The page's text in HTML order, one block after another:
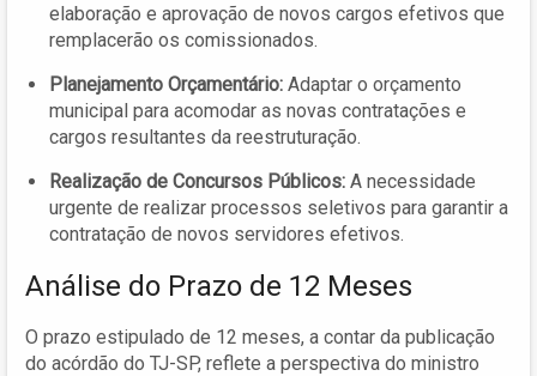
elaboração e aprovação de novos cargos efetivos que
remplacerão os comissionados.
Planejamento Orçamentário: Adaptar o orçamento
municipal para acomodar as novas contratações e
cargos resultantes da reestruturação.
Realização de Concursos Públicos: A necessidade
urgente de realizar processos seletivos para garantir a
contratação de novos servidores efetivos.
Análise do Prazo de 12 Meses
O prazo estipulado de 12 meses, a contar da publicação
do acórdão do TJ-SP, reflete a perspectiva do ministro